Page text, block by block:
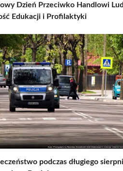
Dzień Przeciwko Handlowi
Edukacji i Profilaktyki
podczas długiego